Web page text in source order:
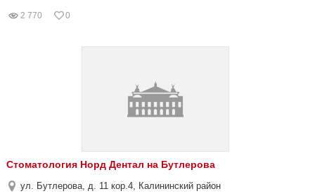
2 770 0
Стоматология Норд Дентал на Бутлерова
ул. Бутлерова, д. 11 кор.4, Калининский район